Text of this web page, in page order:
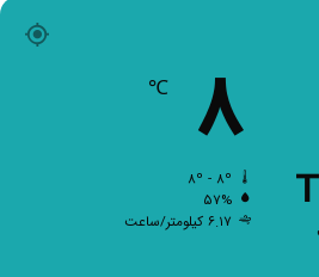
۸ ℃
۵۷%
۶.۱۷ کیلومتر/ساعت